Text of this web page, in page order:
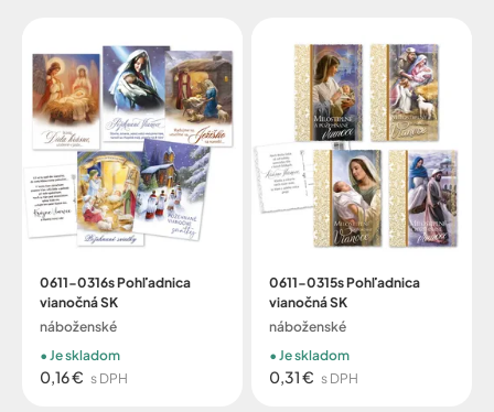
0611-0316s Pohľadnica
vianočná SK
náboženské
0,16 € s DPH
Je skladom
0611-0315s Pohľadnica
vianočná SK
náboženské
0,31 € s DPH
Je skladom